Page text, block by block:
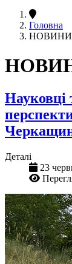
Головна
НОВИНИ
Науковці
Деталі
23